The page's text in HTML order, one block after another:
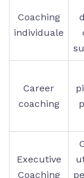
Coaching
individuale
Career
coaching
Executive
Coaching